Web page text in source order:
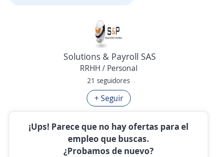
Solutions & Payroll SAS
RRHH / Personal
21 seguidores
+ Seguir
¡Ups! Parece que no hay ofertas para el
empleo que buscas.
¿Probamos de nuevo?